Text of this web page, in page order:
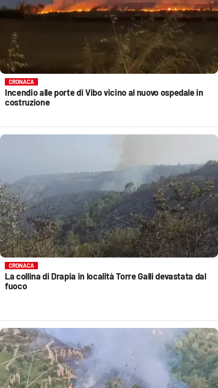
CRONACA
Incendio alle porte di Vibo vicino al nuovo ospedale in
costruzione
CRONACA
La collina di Drapia in località Torre Galli devastata dal
fuoco